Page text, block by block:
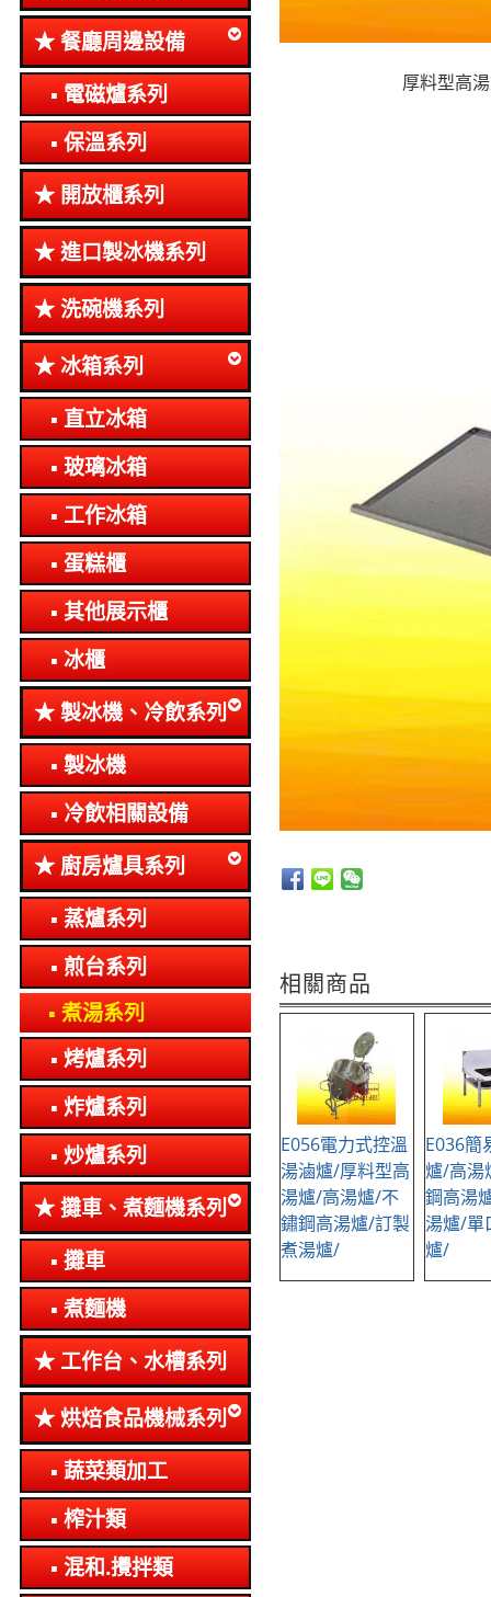
餐廳周邊設備
電磁爐系列
保溫系列
開放櫃系列
進口製冰機系列
洗碗機系列
冰箱系列
直立冰箱
玻璃冰箱
工作冰箱
蛋糕櫃
其他展示櫃
冰櫃
製冰機、冷飲系列
製冰機
冷飲相關設備
廚房爐具系列
蒸爐系列
煎台系列
煮湯系列
烤爐系列
炸爐系列
炒爐系列
攤車、煮麵機系列
攤車
煮麵機
工作台、水槽系列
烘焙食品機械系列
蔬菜類加工
榨汁類
混和.攪拌類
厚料型高
相關商品
E056電力式控溫
湯滷爐/厚料型高
湯爐/高湯爐/不
鏽鋼高湯爐/訂製
煮湯爐/
E036簡
爐/高湯
鋼高湯
湯爐/單
爐/